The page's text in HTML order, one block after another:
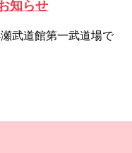
知らせ
武道館第一武道場で